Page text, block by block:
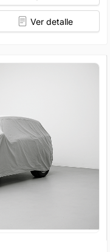
Ver detalle